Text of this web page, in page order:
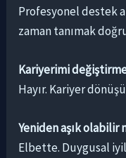
Profesyonel destek
zaman tanımak
Kariyerimi
Hayır. Kariyer
Yeniden aşık olabilir
Elbette. Duygusal